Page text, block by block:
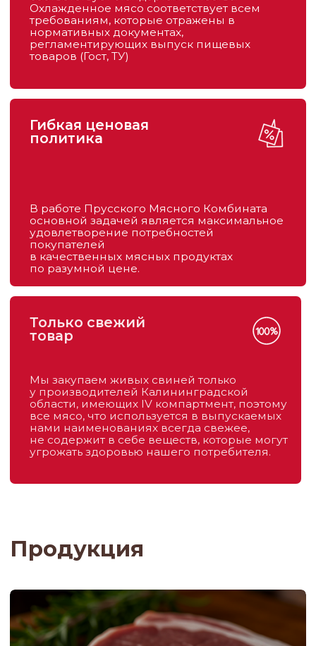
Мы закупаем живых свиней только
у производителей Калининградской
области, имеющих IV компартмент, поэтому
все мясо, что используется в выпускаемых
нами наименованиях всегда свежее,
не содержит в себе веществ, которые могут
Продукция
Свинина
Полуфабрикаты